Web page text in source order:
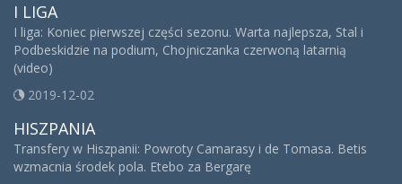
I LIGA
I liga: Koniec pierwszej części sezonu. Warta najlepsza, Stal i
Podbeskidzie na podium, Chojniczanka czerwoną latarnią
(video)
2019-12-02
HISZPANIA
Transfery w Hiszpanii: Powroty Camarasy i de Tomasa. Betis
wzmacnia środek pola. Etebo za Bergarę